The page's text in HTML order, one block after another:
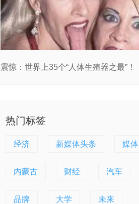
震惊：世界上35个“人体生殖器之最”！
热门标签
经济 新媒体头条 媒体
内蒙古 财经 汽车
品牌 大学 未来